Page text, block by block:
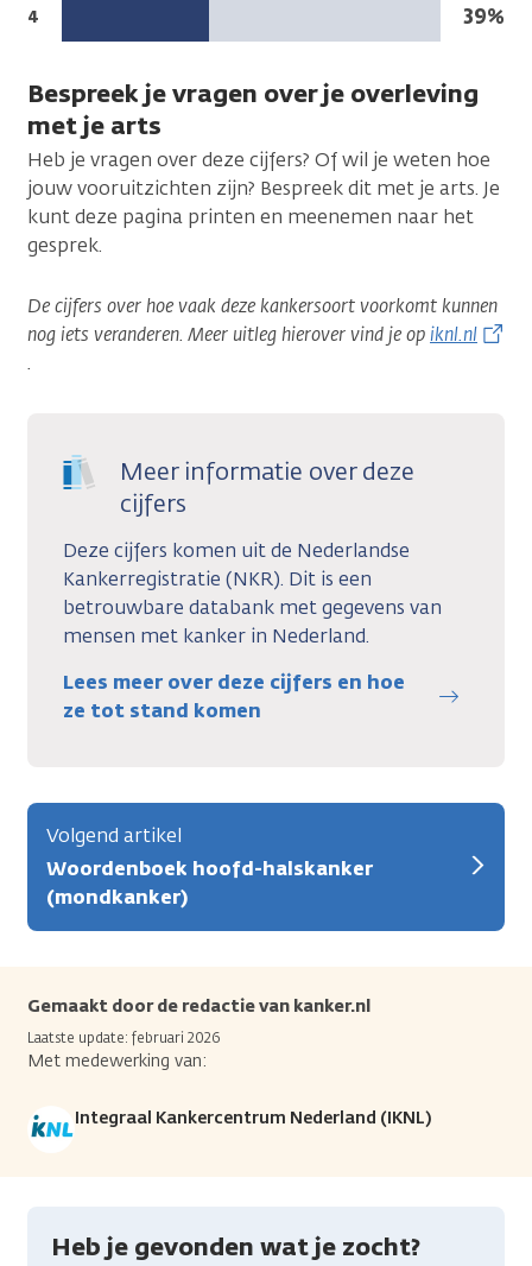
jaar
Stadium:
4
Na
leeft:
39%
Bespreek je vragen over je overleving
met je arts
Heb je vragen over deze cijfers? Of wil je weten hoe
jouw vooruitzichten zijn? Bespreek dit met je arts. Je
kunt deze pagina printen en meenemen naar het
gesprek.
De cijfers over hoe vaak deze kankersoort voorkomt kunnen
nog iets veranderen. Meer uitleg hierover vind je opiknl.nl
.
Meer informatie over deze
cijfers
Deze cijfers komen uit de Nederlandse
Kankerregistratie (NKR). Dit is een
betrouwbare databank met gegevens van
mensen met kanker in Nederland.
Lees meer over deze cijfers en hoe
ze tot stand komen
Volgend artikel
Woordenboek hoofd-halskanker
(mondkanker)
Gemaakt door de redactie van kanker.nl
Laatste update: februari 2026
Met medewerking van:
Integraal Kankercentrum Nederland (IKNL)
Heb je gevonden wat je zocht?